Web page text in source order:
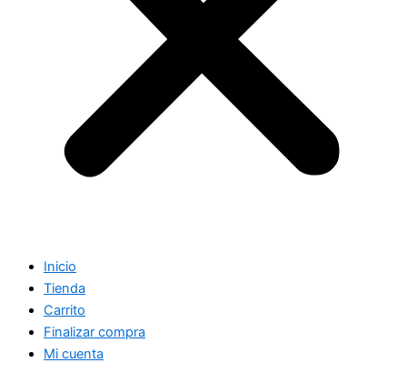
Inicio
Tienda
Carrito
Finalizar compra
Mi cuenta